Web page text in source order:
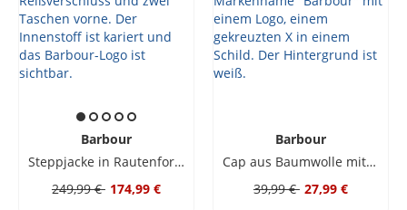
Barbour
Steppjacke in Rautenform mit Cord-Umlegekragen
249,99 € 174,99 €
Barbour
Cap aus Baumwolle mit Logo-Stickerei
39,99 € 27,99 €